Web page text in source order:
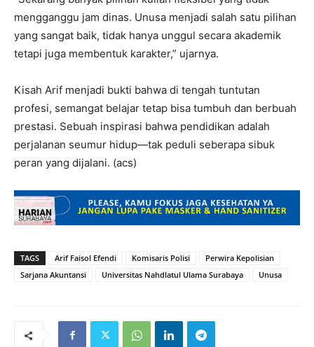
mengganggu jam dinas. Unusa menjadi salah satu pilihan
yang sangat baik, tidak hanya unggul secara akademik
tetapi juga membentuk karakter,” ujarnya.
Kisah Arif menjadi bukti bahwa di tengah tuntutan
profesi, semangat belajar tetap bisa tumbuh dan berbuah
prestasi. Sebuah inspirasi bahwa pendidikan adalah
perjalanan seumur hidup—tak peduli seberapa sibuk
peran yang dijalani. (acs)
TAGS Arif Faisol Efendi Komisaris Polisi
Perwira Kepolisian
Sarjana Akuntansi
Universitas Nahdlatul Ulama Surabaya Unusa